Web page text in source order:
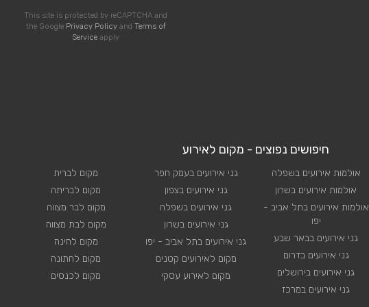
This site is protected by reCAPTCHA and
the Google Privacy Policyand Terms of
Service apply
חיפושים נפוצים - מקום לאירוע
אולמות אירועים בשפלה
אולמות אירועים בשרון
אולמות אירועים בתל אביב -
יפו
גני אירועים בבאר שבע
גני אירועים בדרום
גני אירועים בירושלים
גני אירועים במרכז
גני אירועים בעמק חפר
גני אירועים בצפון
גני אירועים בשפלה
גני אירועים בשרון
גני אירועים בתל אביב - יפו
מקום לאירועים קטנים
מקום לאירוע עסקי
מקום לברית
מקום לבריתה
מקום לבר מצווה
מקום לבת מצווה
מקום לחינה
מקום לחתונה
מקום לכנסים